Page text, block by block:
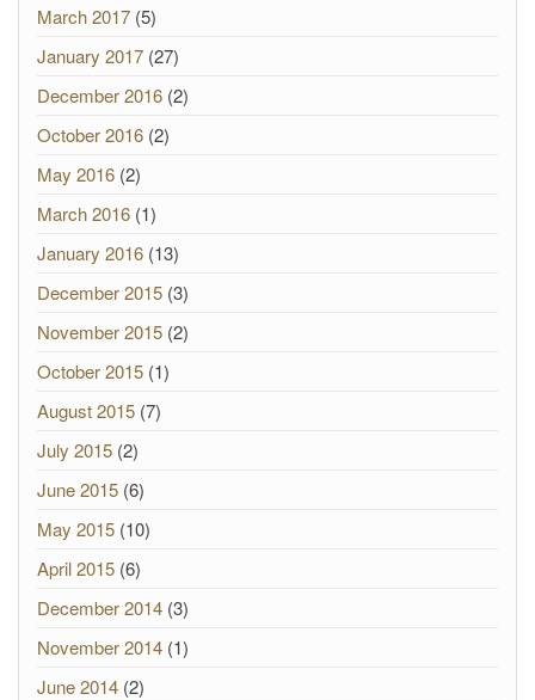
March 2017 (5)
January 2017 (27)
December 2016 (2)
October 2016 (2)
May 2016 (2)
March 2016 (1)
January 2016 (13)
December 2015 (3)
November 2015 (2)
October 2015 (1)
August 2015 (7)
July 2015 (2)
June 2015 (6)
May 2015 (10)
April 2015 (6)
December 2014 (3)
November 2014 (1)
June 2014 (2)